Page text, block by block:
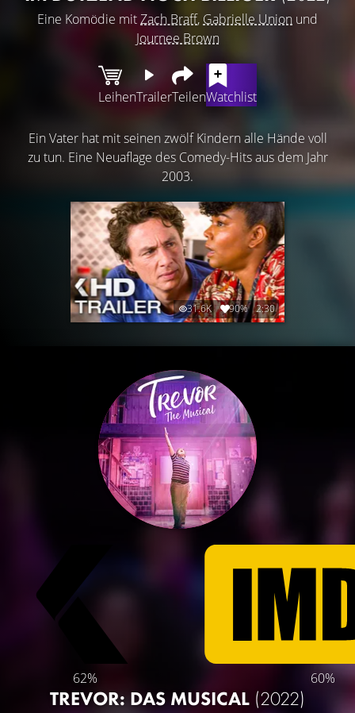
Eine Komödie mitZach Braff, Gabrielle Union und
Journee Brown
LeihenTrailerTeilenWatchlist
Ein Vater hat mit seinen zwölf Kindern alle Hände voll
zu tun. Eine Neuaflage des Comedy-Hits aus dem Jahr
2003.
31.6K 90% 2:30
62% 60%
TREVOR: DAS MUSICAL (2022)